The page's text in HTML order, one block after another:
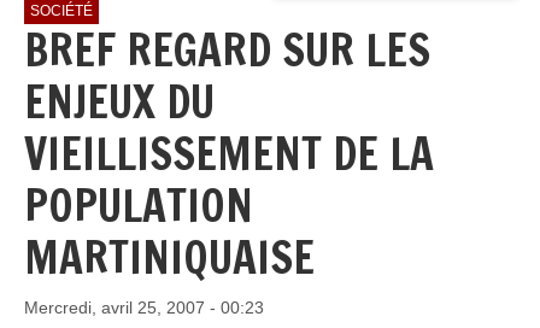
SOCIÉTÉ
BREF REGARD SUR LES
ENJEUX DU
VIEILLISSEMENT DE LA
POPULATION
MARTINIQUAISE
Mercredi, avril 25, 2007 - 00:23